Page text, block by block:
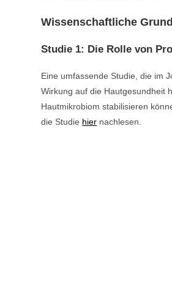
Wissenschaftliche
Studie 1: Die Rolle von
Eine umfassende Studie, die im
Wirkung auf die Hautgesundheit
Hautmikrobiom stabilisieren
die Studie hier nachlesen.